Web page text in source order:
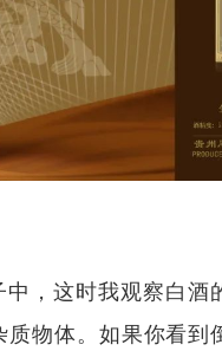
，这时我观察白酒
物体。如果你看到